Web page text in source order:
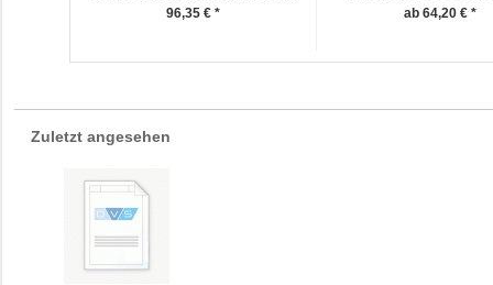
96,35 € * ab 64,20 € *
Zuletzt angesehen